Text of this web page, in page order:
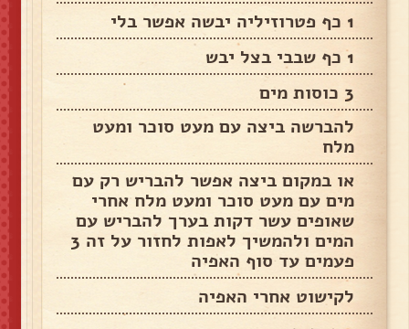
1 כף פטרוזיליה יבשה אפשר בלי
1 כף שבבי בצל יבש
3 כוסות מים
להברשה ביצה עם מעט סוכר ומעט
מלח
או במקום ביצה אפשר להבריש רק עם
מים עם מעט סוכר ומעט מלח אחרי
שאופים עשר דקות בערך להבריש עם
המים ולהמשיך לאפות לחזור על זה 3
פעמים עד סוף האפיה
לקישוט אחרי האפיה